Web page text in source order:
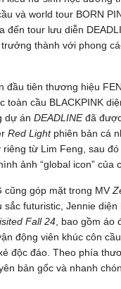
và world tour BORN
đến tour lưu diễn
thành với phong
đầu tiên thương hiệu
toàn cầu BLACKPINK
dự án DEADLINEđã được
Red Light phiên bản cá
riêng từ Lim Feng, sau
ảnh “global icon” của
cũng góp mặt trong MV
sắc futuristic, Jennie
Fall 24, bao gồm áo
động viên khúc côn
độc đáo. Theo phía
bản gốc và nhanh